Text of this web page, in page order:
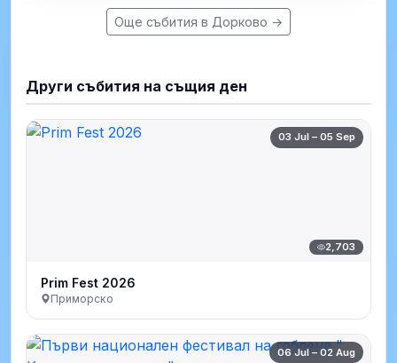
Още събития в Дорково →
Други събития на същия ден
03 Jul – 05 Sep
2,703
Prim Fest 2026
Приморско
06 Jul – 02 Aug